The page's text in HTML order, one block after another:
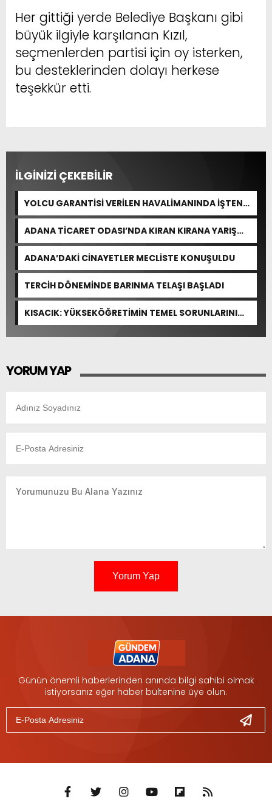
Her gittiği yerde Belediye Başkanı gibi
büyük ilgiyle karşılanan Kızıl,
seçmenlerden partisi için oy isterken,
bu desteklerinden dolayı herkese
teşekkür etti.
İLGİNİZİ ÇEKEBİLİR
YOLCU GARANTİSİ VERİLEN HAVALİMANINDA İŞTEN
ÇIKARMA VAR
ADANA TİCARET ODASI’NDA KIRAN KIRANA YARIŞ
BEKLENİYOR
ADANA’DAKİ CİNAYETLER MECLİSTE KONUŞULDU
TERCİH DÖNEMİNDE BARINMA TELAŞI BAŞLADI
KISACIK: YÜKSEKÖĞRETİMİN TEMEL SORUNLARINI
ÇÖZEN BİR DÜZENLEME YOK
YORUM YAP
Yorum Yap
Günün önemli haberlerinden anında bilgi sahibi olmak
istiyorsanız eğer haber bültenine üye olun.